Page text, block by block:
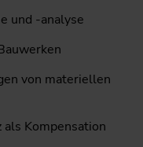
und -analyse
von materiellen
Kompensation